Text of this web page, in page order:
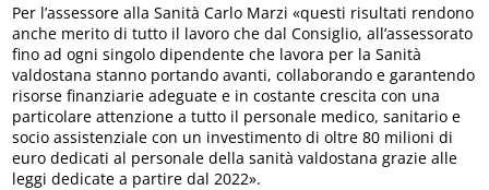
Per l’assessore alla Sanità Carlo Marzi «questi risultati rendono
anche merito di tutto il lavoro che dal Consiglio, all’assessorato
fino ad ogni singolo dipendente che lavora per la Sanità
valdostana stanno portando avanti, collaborando e garantendo
risorse finanziarie adeguate e in costante crescita con una
particolare attenzione a tutto il personale medico, sanitario e
socio assistenziale con un investimento di oltre 80 milioni di
euro dedicati al personale della sanità valdostana grazie alle
leggi dedicate a partire dal 2022».